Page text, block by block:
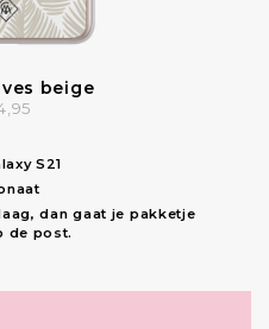
beige
S21
dan gaat je pakketje
de post.